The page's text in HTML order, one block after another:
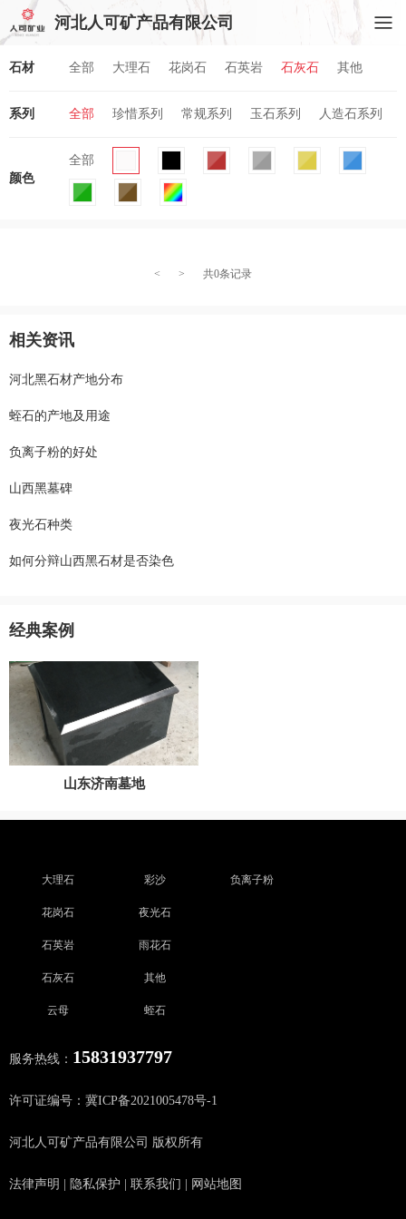
河北人可矿产品有限公司
石材 全部 大理石 花岗石 石英岩 石灰石 其他
系列 全部 珍惜系列 常规系列 玉石系列 人造石系列
颜色
全部
< > 共0条记录
相关资讯
河北黑石材产地分布
蛭石的产地及用途
负离子粉的好处
山西黑墓碑
夜光石种类
如何分辩山西黑石材是否染色
经典案例
山东济南墓地
法律声明 隐私保护 联系我们 网站地图
河北人可矿产品有限公司 版权所有
许可证编号：冀ICP备2021005478号-1
服务热线： 15831937797
大理石
花岗石
石英岩
石灰石
云母
彩沙
夜光石
雨花石
其他
蛭石
负离子粉